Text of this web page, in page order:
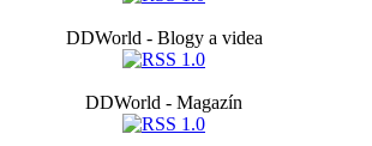
DDWorld - Blogy a videa
DDWorld - Magazín